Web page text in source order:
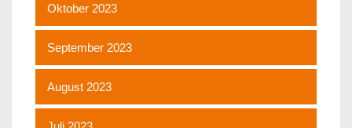
Oktober 2023
September 2023
August 2023